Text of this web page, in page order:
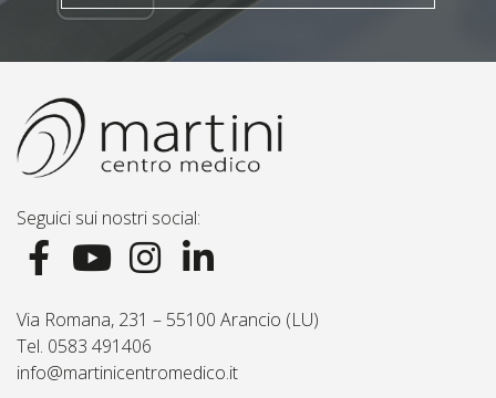
Seguici sui nostri social:
Via Romana, 231 – 55100 Arancio (LU)
Tel. 0583 491406
info@martinicentromedico.it